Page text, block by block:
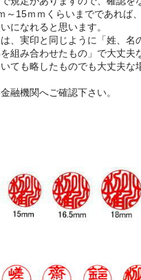
～15ｍｍくらいまでであれば
になれると思います。
、実印と同じように「姓、名
組み合わせたもの」で大丈夫
ても略したものでも大丈夫な
機関へご確認下さい。